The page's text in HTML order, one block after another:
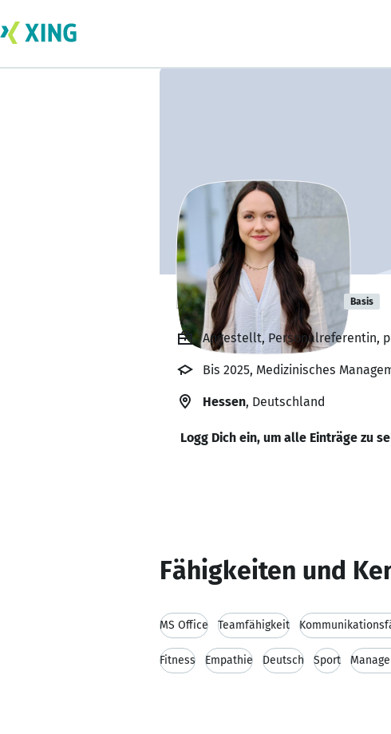
Lara Meierhöfer Basis
Angestellt, Personalreferentin,
Bis 2025, Medizinisches
Hessen, Deutschland
Logg Dich ein, um alle Einträge zu
Fähigkeiten und
MS Office Teamfähigkeit
Fitness Empathie Deutsch Sport